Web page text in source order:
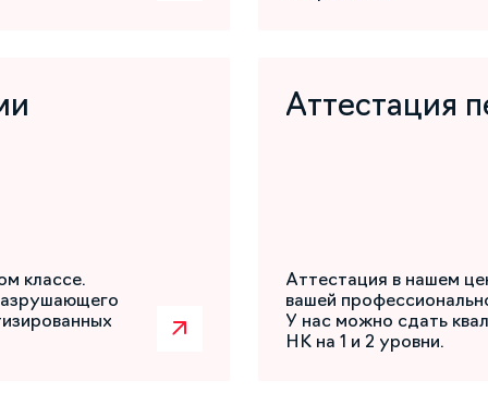
классе.
Аттестация
Аттестация в нашем
вашей
У нас можно сдать
НК на 1 и 2 уровни.